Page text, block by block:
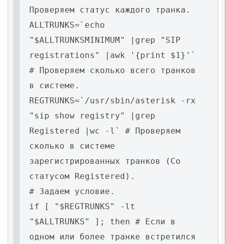
Проверяем статус каждого транка.
ALLTRUNKS=`echo
"$ALLTRUNKSMINIMUM" |grep "SIP
registrations" |awk '{print $1}'`
# Проверяем сколько всего транков
в системе.
REGTRUNKS=`/usr/sbin/asterisk -rx
"sip show registry" |grep
Registered |wc -l` # Проверяем
сколько в системе
зарегистрированных транков (Со
статусом Registered).
# Задаем условие.
if [ "$REGTRUNKS" -lt
"$ALLTRUNKS" ]; then # Если в
одном или более транке встретился